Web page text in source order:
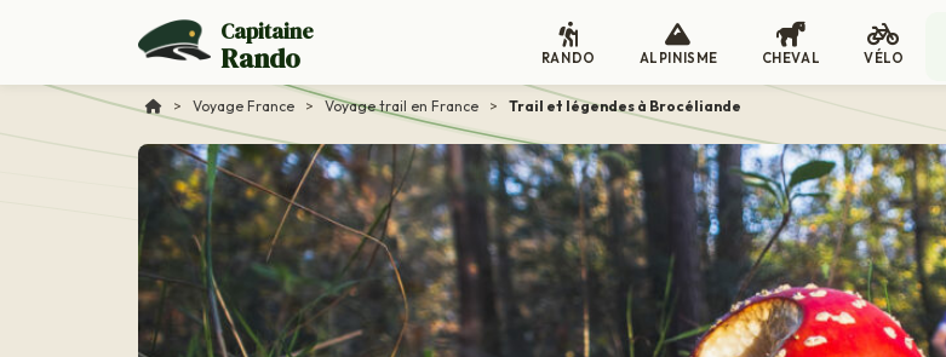
Capitaine
Rando RANDO ALPINISME CHEVAL VÉLO
> Voyage France > Voyage trail en France > Trail et légendes à Brocéliande